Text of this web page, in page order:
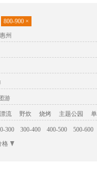
800-900 ×
惠州
游
漂流 野炊 烧烤 主题公园
300 300-400 400-500
500-600
格